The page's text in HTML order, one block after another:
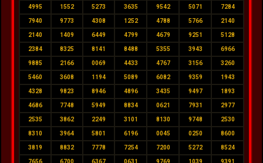
4995 1552 5273 3635 9542 5071 7284
7940 9773 4308 1252 4788 5766 2140
2140 1409 6449 4799 4679 9251 5128
2384 8325 8141 8488 5355 3943 6966
9885 2166 0069 4433 4767 3156 3260
5460 3608 1194 5089 6082 9359 1943
4328 9823 8946 4896 3435 9497 1893
4686 7748 5949 8834 0621 7931 2977
2535 3862 2249 3101 8130 9748 2530
8310 3964 5801 6196 0045 0250 8600
3819 8832 7778 7254 7200 5272 8524
7656 6700 6367 0631 9769 1039 9391